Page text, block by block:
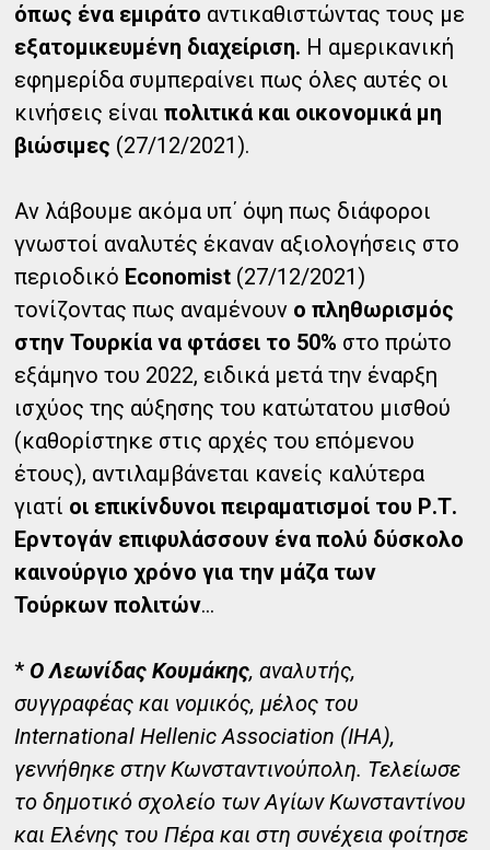
όπως ένα εμιράτο αντικαθιστώντας τους με
εξατομικευμένη διαχείριση. Η αμερικανική
εφημερίδα συμπεραίνει πως όλες αυτές οι
κινήσεις είναιπολιτικά και οικονομικά μη
βιώσιμες (27/12/2021).
Αν λάβουμε ακόμα υπ΄ όψη πως διάφοροι
γνωστοί αναλυτές έκαναν αξιολογήσεις στο
περιοδικό Economist (27/12/2021)
τονίζοντας πως αναμένουν ο πληθωρισμός
στην Τουρκία να φτάσει το 50% στο πρώτο
εξάμηνο του 2022, ειδικά μετά την έναρξη
ισχύος της αύξησης του κατώτατου μισθού
(καθορίστηκε στις αρχές του επόμενου
έτους), αντιλαμβάνεται κανείς καλύτερα
γιατί οι επικίνδυνοι πειραματισμοί του Ρ.Τ.
Ερντογάν επιφυλάσσουν ένα πολύ δύσκολο
καινούργιο χρόνο για την μάζα των
Τούρκων πολιτών…
* Ο Λεωνίδας Κουμάκης, αναλυτής,
συγγραφέας και νομικός, μέλος του
International Hellenic Association (IHA),
γεννήθηκε στην Κωνσταντινούπολη. Τελείωσε
το δημοτικό σχολείο των Αγίων Κωνσταντίνου
και Ελένης του Πέρα και στη συνέχεια φοίτησε